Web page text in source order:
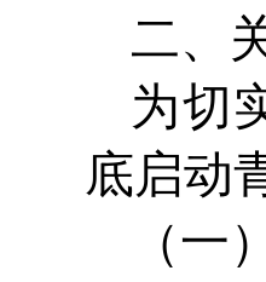
二、
为切
底启动
（一